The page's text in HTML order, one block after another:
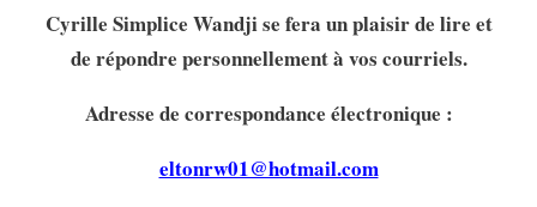
Cyrille Simplice Wandji se fera un plaisir de lire et
de répondre personnellement à vos courriels.
Adresse de correspondance électronique :
eltonrw01@hotmail.com